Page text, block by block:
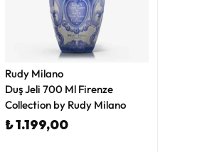
Rudy Milano
Duş Jeli 700 Ml Firenze
Collection by Rudy Milano
₺ 1.199,00